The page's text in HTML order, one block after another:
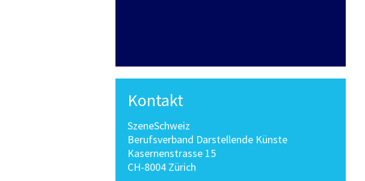
Kontakt
SzeneSchweiz
Berufsverband Darstellende Künste
Kasernenstrasse 15
CH-8004 Zürich